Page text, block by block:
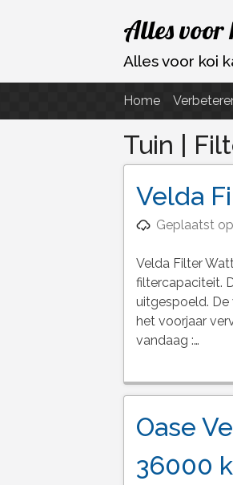
Ga
naar
de
Alles voor
Alles voor koi
Home
Tuin |
Velda
Geplaatst
Velda Filter
filtercapaciteit.
uitgespoeld. De
het voorjaar
vandaag :…
Oase
36000